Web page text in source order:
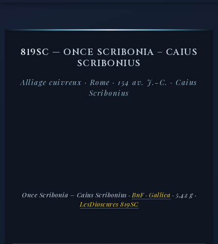
819SC — ONCE SCRIBONIA – CAIUS
SCRIBONIUS
Alliage cuivreux · Rome · 154 av. J.-C. · Caius
Scribonius
Once Scribonia – Caius Scribonius · BnF · Gallica · 5,42 g ·
LesDioscures 819SC